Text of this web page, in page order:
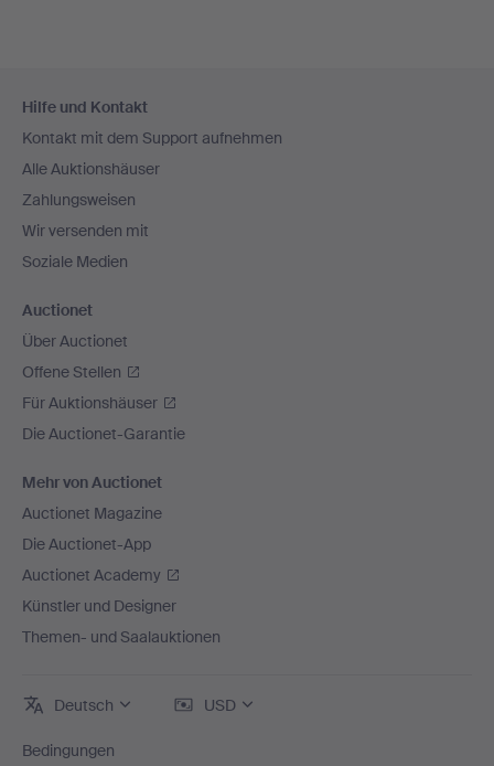
Navigation
Hilfe und Kontakt
Kontakt mit dem Support aufnehmen
Alle Auktionshäuser
Zahlungsweisen
Wir versenden mit
Soziale Medien
Auctionet
Über Auctionet
Offene Stellen
Für Auktionshäuser
Die Auctionet-Garantie
Mehr von Auctionet
Auctionet Magazine
Die Auctionet-App
Auctionet Academy
Künstler und Designer
Themen- und Saalauktionen
Deutsch USD
Bedingungen